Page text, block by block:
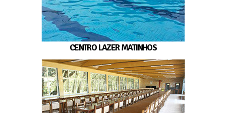
CENTRO LAZER MATINHOS